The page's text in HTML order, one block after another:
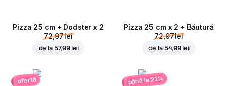
Pizza 25 cm + Dodster x 2
72,97 lei
de la 57,99 lei
Pizza 25 cm x 2 + Băutură
72,97 lei
de la 54,99 lei
ofertă până la 21%